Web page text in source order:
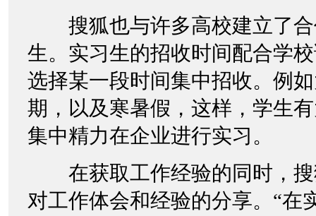
搜狐也与许多高校建立了合
生。实习生的招收时间配合学
选择某一段时间集中招收。例
期，以及寒暑假，这样，学生
集中精力在企业进行实习。
在获取工作经验的同时，搜
对工作体会和经验的分享。“在